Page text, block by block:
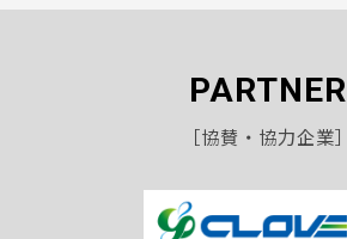
PARTNER
［協賛・協力企業］